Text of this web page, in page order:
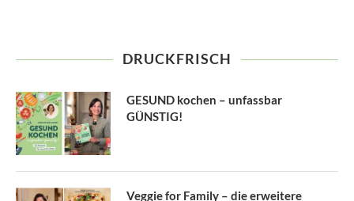
DRUCKFRISCH
GESUND kochen – unfassbar
GÜNSTIG!
Veggie for Family – die erweitere